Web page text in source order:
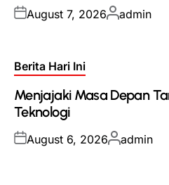
Posted
August 7, 2026Posted
admin
Posted
Berita Hari Ini
Menjajaki Masa Depan
Teknologi
Posted
August 6, 2026Posted
admin